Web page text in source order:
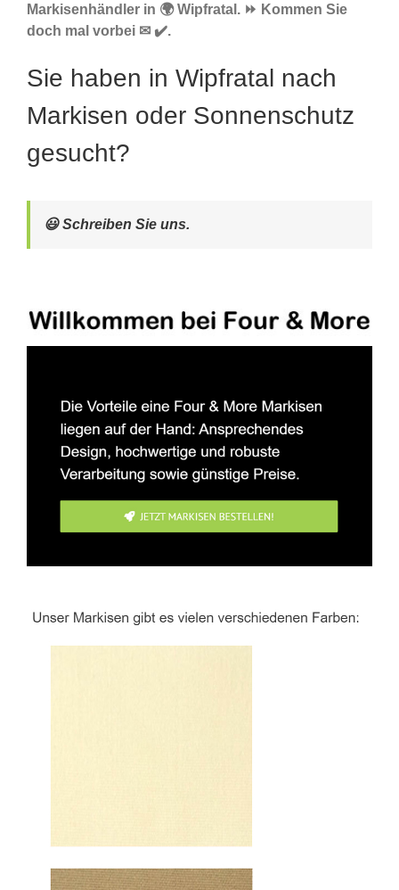
Markisenhändler in 🌍 Wipfratal. ⏩ Kommen Sie
doch mal vorbei ✉ ✔️.
Sie haben in Wipfratal nach
Markisen oder Sonnenschutz
gesucht?
😃 Schreiben Sie uns.